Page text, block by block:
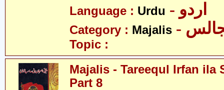
Language : Urdu - اردو
Category : Majalis
Topic :
Majalis - Tareequl Irfan ila
Part 8